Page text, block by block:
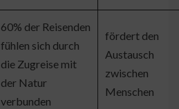
60% der Reisenden
fühlen sich durch
die Zugreise mit
der Natur
verbunden
fördert den
Austausch
zwischen
Menschen